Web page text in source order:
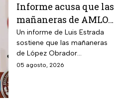
Informe acusa que las
mañaneras de AMLO
acumularon más de
100 mil afirmaciones
falsas
Un informe de Luis Estrada
sostiene que las mañaneras
de López Obrador
acumularon más de 100 mil
05 agosto, 2026